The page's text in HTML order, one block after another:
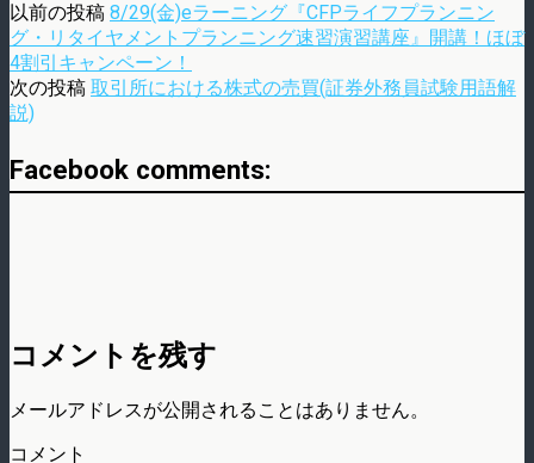
以前の投稿 8/29(金)eラーニング『CFPライフプランニン
グ・リタイヤメントプランニング速習演習講座』開講！ほぼ
4割引キャンペーン！
次の投稿 取引所における株式の売買(証券外務員試験用語解
説)
Facebook comments:
コメントを残す
メールアドレスが公開されることはありません。
コメント